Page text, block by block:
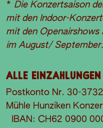
* Die Konzertsaison
mit den Indoor-
mit den Openairshows
im August/ September.
Alle
Postkonto Nr. 30-
Mühle Hunziken
IBAN: CH62 0900